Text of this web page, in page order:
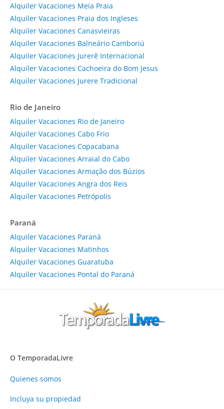
Alquiler Vacaciones Meia Praia
Alquiler Vacaciones Praia dos Ingleses
Alquiler Vacaciones Canasvieiras
Alquiler Vacaciones Balneário Camboriú
Alquiler Vacaciones Jurerê Internacional
Alquiler Vacaciones Cachoeira do Bom Jesus
Alquiler Vacaciones Jurere Tradicional
Rio de Janeiro
Alquiler Vacaciones Rio de Janeiro
Alquiler Vacaciones Cabo Frio
Alquiler Vacaciones Copacabana
Alquiler Vacaciones Arraial do Cabo
Alquiler Vacaciones Armação dos Búzios
Alquiler Vacaciones Angra dos Reis
Alquiler Vacaciones Petrópolis
Paraná
Alquiler Vacaciones Paraná
Alquiler Vacaciones Matinhos
Alquiler Vacaciones Guaratuba
Alquiler Vacaciones Pontal do Paraná
O TemporadaLivre
Quienes somos
Incluya su propiedad